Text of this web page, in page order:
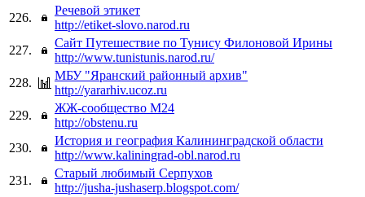
226.
Речевой этикет
http://etiket-slovo.narod.ru
227.
Сайт Путешествие по Тунису Филоновой Ирины
http://www.tunistunis.narod.ru/
228.
МБУ "Яранский районный архив"
http://yararhiv.ucoz.ru
229.
ЖЖ-сообщество М24
http://obstenu.ru
230.
История и география Калининградской области
http://www.kaliningrad-obl.narod.ru
231.
Старый любимый Серпухов
http://jusha-jushaserp.blogspot.com/